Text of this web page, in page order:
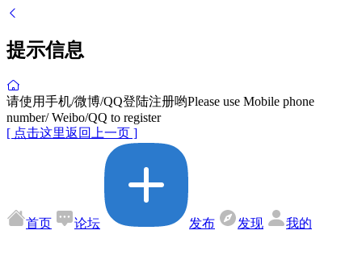
提示信息
请使用手机/微博/QQ登陆注册哟Please use Mobile phone
number/ Weibo/QQ to register
[ 点击这里返回上一页 ]
首页 论坛 发布 发现 我的